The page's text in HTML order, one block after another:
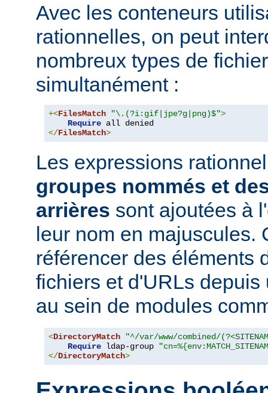
Avec les conteneurs
rationnelles, on peut
nombreux types de
simultanément :
+<FilesMatch "\.(?i:gif|jpe?g|png)$">
Require
</FilesMatch>
Les expressions
groupes nommés et
arrières sont ajoutées à
leur nom en majuscules.
référencer des éléments
fichiers et d'URLs
au sein de modules
<DirectoryMatch
"^/var/www/combined/
Require ldap-group
</DirectoryMatch>